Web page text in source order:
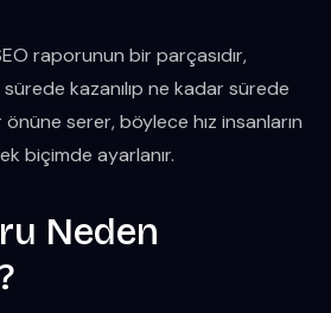
raporunun bir parçasıdır,
sürede kazanılıp ne kadar sürede
serer, böylece hız insanların
biçimde ayarlanır.
Neden